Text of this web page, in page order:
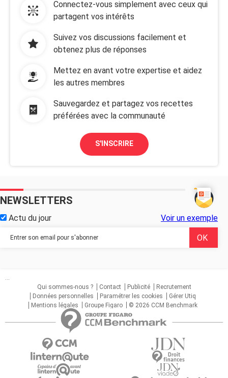
Connectez-vous simplement avec ceux qui
partagent vos intérêts
Suivez vos discussions facilement et
obtenez plus de réponses
Mettez en avant votre expertise et aidez
les autres membres
Sauvegardez et partagez vos recettes
préférées avec la communauté
S'INSCRIRE
NEWSLETTERS
Actu du jour Voir un exemple
...
Qui sommes-nous ?
Contact Publicité
Recrutement
Données personnelles
Paramétrer les cookies
Gérer Utiq
Mentions légales
Groupe Figaro © 2026 CCM Benchmark